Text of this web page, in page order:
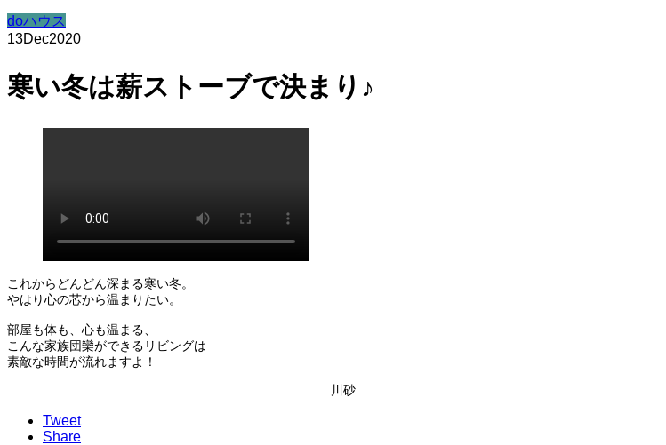
doハウス
13Dec2020
寒い冬は薪ストーブで決まり♪
これからどんどん深まる寒い冬。
やはり心の芯から温まりたい。
部屋も体も、心も温まる、
こんな家族団欒ができるリビングは
素敵な時間が流れますよ！
川砂
Tweet
Share